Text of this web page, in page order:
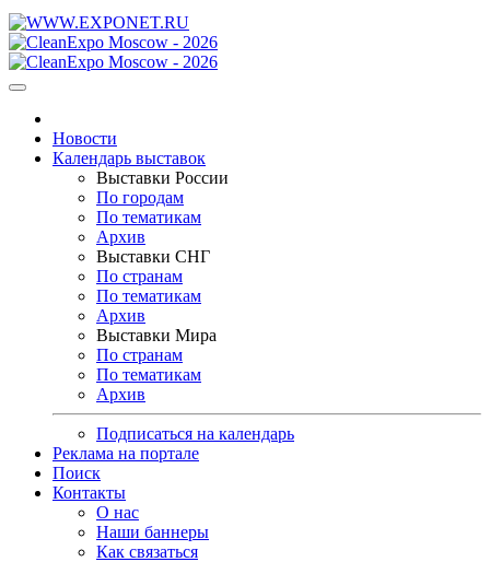
Новости
Календарь выставок
Выставки России
По городам
По тематикам
Архив
Выставки СНГ
По странам
По тематикам
Архив
Выставки Мира
По странам
По тематикам
Архив
Подписаться на календарь
Реклама на портале
Поиск
Контакты
О нас
Наши баннеры
Как связаться